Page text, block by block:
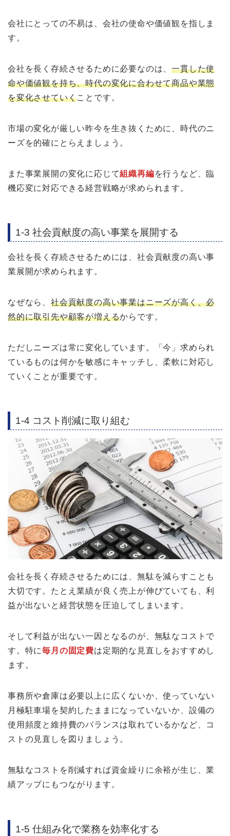
会社にとっての不易は、会社の使命や価値観を指しま
す。
会社を長く存続させるために必要なのは、一貫した使
命や価値観を持ち、時代の変化に合わせて商品や業態
を変化させていくことです。
市場の変化が厳しい昨今を生き抜くために、時代のニ
ーズを的確にとらえましょう。
また事業展開の変化に応じて組織再編を行うなど、臨
機応変に対応できる経営戦略が求められます。
1-3 社会貢献度の高い事業を展開する
会社を長く存続させるためには、社会貢献度の高い事
業展開が求められます。
なぜなら、 社会貢献度の高い事業はニーズが高く、必
然的に取引先や顧客が増えるからです。
ただしニーズは常に変化しています。「今」求められ
ているものは何かを敏感にキャッチし、柔軟に対応し
ていくことが重要です。
1-4 コスト削減に取り組む
会社を長く存続させるためには、無駄を減らすことも
大切です。たとえ業績が良く売上が伸びていても、利
益が出ないと経営状態を圧迫してしまいます。
そして利益が出ない一因となるのが、無駄なコストで
す。特に毎月の固定費は定期的な見直しをおすすめし
ます。
事務所や倉庫は必要以上に広くないか、使っていない
月極駐車場を契約したままになっていないか、設備の
使用頻度と維持費のバランスは取れているかなど、コ
ストの見直しを図りましょう。
無駄なコストを削減すれば資金繰りに余裕が生じ、業
績アップにもつながります。
1-5 仕組み化で業務を効率化する